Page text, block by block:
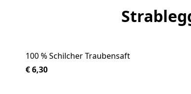
100 % Schilcher Traubensaft
€ 6,30